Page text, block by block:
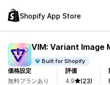
Shopify App Store
VIM: Variant Image
Built for Shopify
価格設定
無料プランあり
評価
4.9
(23)